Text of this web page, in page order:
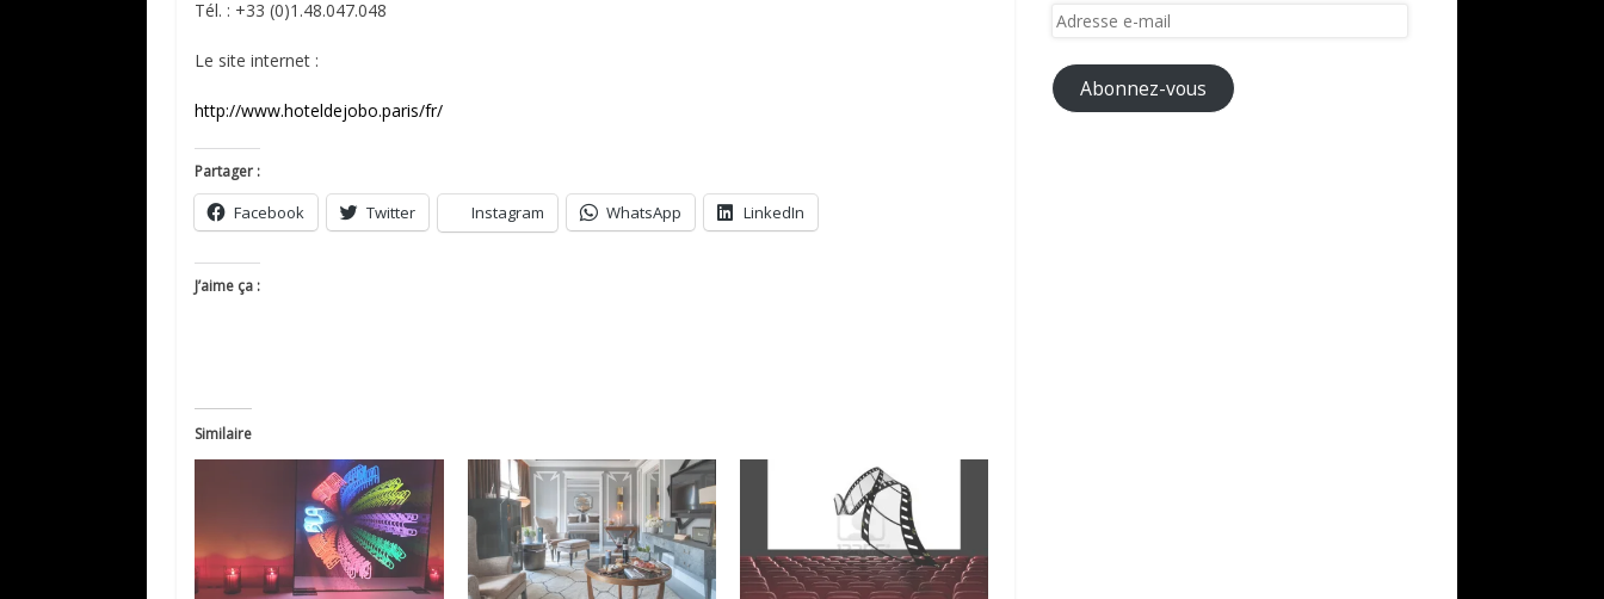
Tél. : +33 (0)1.48.047.048
Le site internet :
http://www.hoteldejobo.paris/fr/
Partager :
Facebook Twitter Instagram WhatsApp LinkedIn
J’aime ça :
Similaire
Adresse
mail
Abonnez-vous